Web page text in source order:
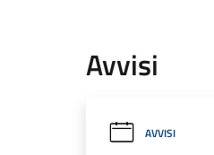
Avvisi
AVVISI